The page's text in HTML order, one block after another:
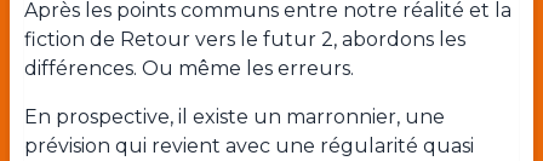
Après les points communs entre notre réalité et la
fiction de Retour vers le futur 2, abordons les
différences. Ou même les erreurs.
En prospective, il existe un marronnier, une
prévision qui revient avec une régularité quasi